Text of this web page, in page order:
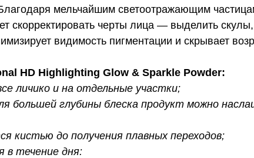
мельчайшим светоотражающим
скорректировать черты лица — выделить
видимость пигментации и скрывает
HD Highlighting Glow & Sparkle Powder:
личико и на отдельные участки;
большей глубины блеска продукт можно
кистью до получения плавных переходов;
в течение дня: